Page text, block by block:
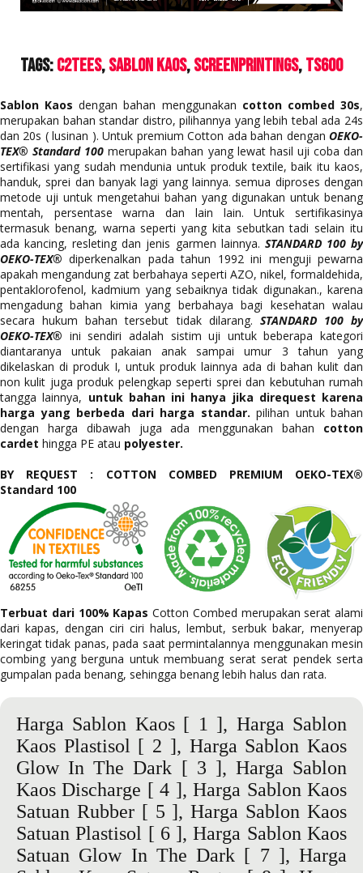
Tags: C2Tees Sablon Kaos ScreenPrintings Ts600
Sablon Kaos dengan bahan menggunakan cotton combed 30s,
merupakan bahan standar distro, pilihannya yang lebih tebal ada 24s
dan 20s ( lusinan ). Untuk premium Cotton ada bahan dengan OEKO-
TEX® Standard 100 merupakan bahan yang lewat hasil uji coba dan
sertifikasi yang sudah mendunia untuk produk textile, baik itu kaos,
handuk, sprei dan banyak lagi yang lainnya. semua diproses dengan
metode uji untuk mengetahui bahan yang digunakan untuk benang
mentah, persentase warna dan lain lain. Untuk sertifikasinya
termasuk benang, warna seperti yang kita sebutkan tadi selain itu
ada kancing, resleting dan jenis garmen lainnya. STANDARD 100 by
OEKO-TEX® diperkenalkan pada tahun 1992 ini menguji pewarna
apakah mengandung zat berbahaya seperti AZO, nikel, formaldehida,
pentaklorofenol, kadmium yang sebaiknya tidak digunakan., karena
mengadung bahan kimia yang berbahaya bagi kesehatan walau
secara hukum bahan tersebut tidak dilarang. STANDARD 100 by
OEKO-TEX® ini sendiri adalah sistim uji untuk beberapa kategori
diantaranya untuk pakaian anak sampai umur 3 tahun yang
dikelaskan di produk I, untuk produk lainnya ada di bahan kulit dan
non kulit juga produk pelengkap seperti sprei dan kebutuhan rumah
tangga lainnya, untuk bahan ini hanya jika direquest karena
harga yang berbeda dari harga standar. pilihan untuk bahan
dengan harga dibawah juga ada menggunakan bahan cotton
cardet hingga PE atau polyester.
BY REQUEST : COTTON COMBED PREMIUM OEKO-TEX®
Standard 100
Terbuat dari 100% Kapas Cotton Combed merupakan serat alami
dari kapas, dengan ciri ciri halus, lembut, serbuk bakar, menyerap
keringat tidak panas, pada saat permintalannya menggunakan mesin
combing yang berguna untuk membuang serat serat pendek serta
gumpalan pada benang, sehingga benang lebih halus dan rata.
Harga Sablon Kaos[ 1 ], Harga Sablon
Kaos Plastisol
[ 2 ], Harga Sablon Kaos
Glow In The Dark [ 3 ], Harga Sablon
Kaos Discharge [ 4 ],Harga Sablon Kaos
Satuan Rubber[ 5 ],Harga Sablon Kaos
Satuan Plastisol [ 6 ],Harga Sablon Kaos
Satuan Glow In The Dark [ 7 ], Harga